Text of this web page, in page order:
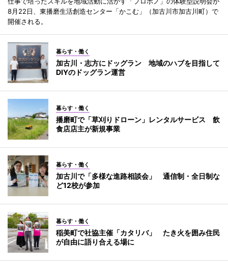
8月22日、東播磨生活創造センター「かこむ」（加古川市加古川町）で
開催される。
暮らす・働く
加古川・志方にドッグラン 地域のハブを目指して
DIYのドッグラン運営
暮らす・働く
播磨町で「草刈りドローン」レンタルサービス 飲
食店店主が新規事業
暮らす・働く
加古川で「多様な進路相談会」 通信制・全日制な
ど12校が参加
暮らす・働く
稲美町で社協主催「カタリバ」 たき火を囲み住民
が自由に語り合える場に